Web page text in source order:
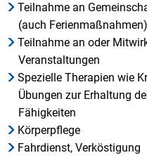
Teilnahme an
(auch Ferienmaßnahmen)
Teilnahme an oder
Veranstaltungen
Spezielle Therapien wie
Übungen zur Erhaltung
Fähigkeiten
Körperpflege
Fahrdienst, Verköstigung